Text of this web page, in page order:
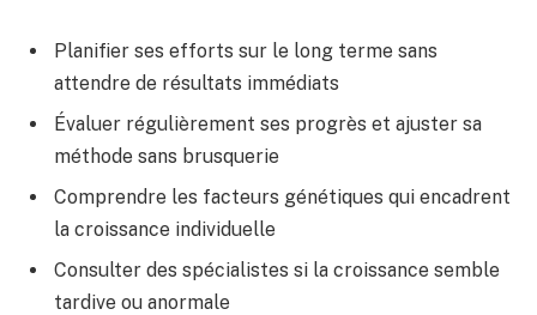
Planifier ses efforts sur le long terme sans
attendre de résultats immédiats
Évaluer régulièrement ses progrès et ajuster sa
méthode sans brusquerie
Comprendre les facteurs génétiques qui encadrent
la croissance individuelle
Consulter des spécialistes si la croissance semble
tardive ou anormale